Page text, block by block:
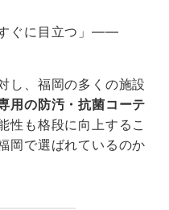
すぐに目立つ」――
し、福岡の多くの施設
用の防汚・抗菌コーテ
性も格段に向上するこ
岡で選ばれているのか